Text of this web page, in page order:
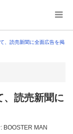
、読売新聞に全面広告を掲
、読売新聞に
BOOSTER MAN